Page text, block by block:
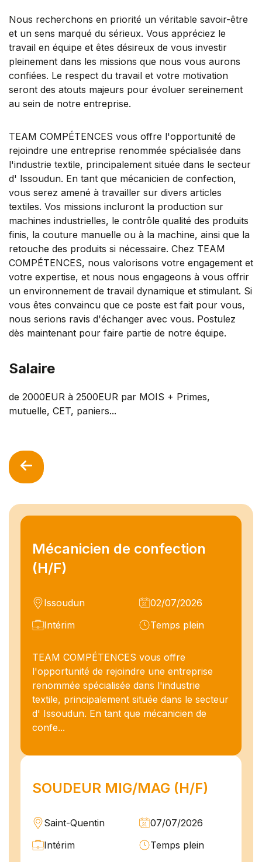
Mécanicien de confection
(H/F)
Issoudun
02/07/2026
Intérim
Temps plein
TEAM COMPÉTENCES vous offre
l'opportunité de rejoindre une entreprise
renommée spécialisée dans l'industrie
textile, principalement située dans le secteur
d' Issoudun. En tant que mécanicien de
confe...
SOUDEUR MIG/MAG (H/F)
Saint-Quentin
07/07/2026
Intérim
Temps plein
Nous recherchons en priorité un véritable savoir-être
et un sens marqué du sérieux. Vous appréciez le
travail en équipe et êtes désireux de vous investir
pleinement dans les missions que nous vous aurons
confiées. Le respect du travail et votre motivation
seront des atouts majeurs pour évoluer sereinement
au sein de notre entreprise.
TEAM COMPÉTENCES vous offre l'opportunité de
rejoindre une entreprise renommée spécialisée dans
l'industrie textile, principalement située dans le secteur
d' Issoudun. En tant que mécanicien de confection,
vous serez amené à travailler sur divers articles
textiles. Vos missions incluront la production sur
machines industrielles, le contrôle qualité des produits
finis, la couture manuelle ou à la machine, ainsi que la
retouche des produits si nécessaire. Chez TEAM
COMPÉTENCES, nous valorisons votre engagement et
votre expertise, et nous nous engageons à vous offrir
un environnement de travail dynamique et stimulant. Si
vous êtes convaincu que ce poste est fait pour vous,
nous serions ravis d'échanger avec vous. Postulez
dès maintenant pour faire partie de notre équipe.
Salaire
de 2000EUR à 2500EUR par MOIS + Primes,
mutuelle, CET, paniers...